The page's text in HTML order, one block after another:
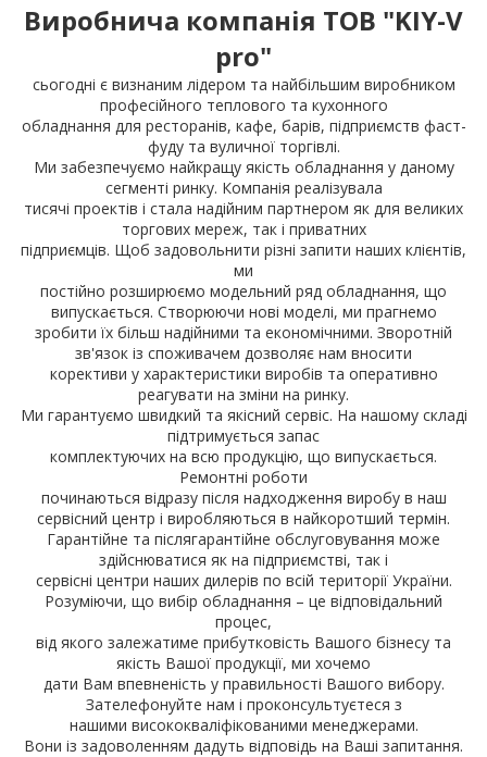
Виробнича компанія ТОВ "KIY-V
pro"
сьогодні є визнаним лідером та найбільшим виробником
професійного теплового та кухонного
обладнання для ресторанів, кафе, барів, підприємств фаст-
фуду та вуличної торгівлі.
Ми забезпечуємо найкращу якість обладнання у даному
сегменті ринку. Компанія реалізувала
тисячі проектів і стала надійним партнером як для великих
торгових мереж, так і приватних
підприємців. Щоб задовольнити різні запити наших клієнтів,
ми
постійно розширюємо модельний ряд обладнання, що
випускається. Створюючи нові моделі, ми прагнемо
зробити їх більш надійними та економічними. Зворотній
зв'язок із споживачем дозволяє нам вносити
корективи у характеристики виробів та оперативно
реагувати на зміни на ринку.
Ми гарантуємо швидкий та якісний сервіс. На нашому складі
підтримується запас
комплектуючих на всю продукцію, що випускається.
Ремонтні роботи
починаються відразу після надходження виробу в наш
сервісний центр і виробляються в найкоротший термін.
Гарантійне та післягарантійне обслуговування може
здійснюватися як на підприємстві, так і
сервісні центри наших дилерів по всій території України.
Розуміючи, що вибір обладнання – це відповідальний
процес,
від якого залежатиме прибутковість Вашого бізнесу та
якість Вашої продукції, ми хочемо
дати Вам впевненість у правильності Вашого вибору.
Зателефонуйте нам і проконсультуєтеся з
нашими висококваліфікованими менеджерами.
Вони із задоволенням дадуть відповідь на Ваші запитання.